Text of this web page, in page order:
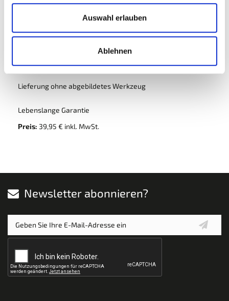
Auswahl erlauben
Ablehnen
Dieses Produkt wird ohne Schrauben und Dübel geliefert.
werden, da dieser feststellen kann welche die passenden
Schiene anbringen möchten.
Lieferung ohne abgebildetes Werkzeug
Lebenslange Garantie
Preis: 39,95 € inkl. MwSt.
Newsletter abonnieren?